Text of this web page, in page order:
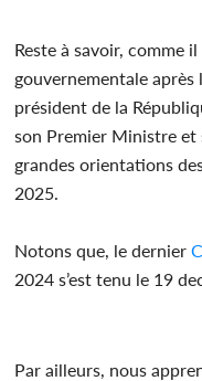
Reste à savoir, comme
gouvernementale après
président de la
son Premier Ministre et
grandes orientations
2025.
Notons que, le dernier
2024 s’est tenu le 19
Par ailleurs, nous